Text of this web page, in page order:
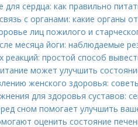
для сердца: как правильно
с органами: какие органы
лиц пожилого и
месяца йоги: наблюдаемые
реакций: простой способ
может улучшить
женского здоровья:
для здоровья суставов:
сном помогает улучшить
оценить состояние